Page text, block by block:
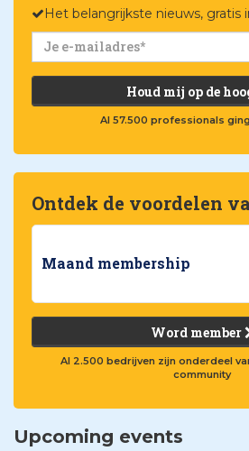
Het belangrijkste nieuws, gratis
Houd mij op de
Al 57.500 professionals
Ontdek de voordelen
Maand membership
Word member
Al 2.500 bedrijven zijn onderdeel
community
Upcoming events